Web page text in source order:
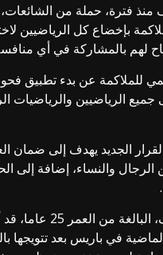
منذ فترة، حملة من الشائعات،
بإخضاع كل الرياضيين
لهم بالمشاركة في أي
للملاكمة عن بدء تطبيق
الرياضيين والرياضيات
الجديد يهدف إلى ضمان
الرجال والنساء، إضافة إلى
وكانت إيمان خليف،
في باريس بعد تتويجها